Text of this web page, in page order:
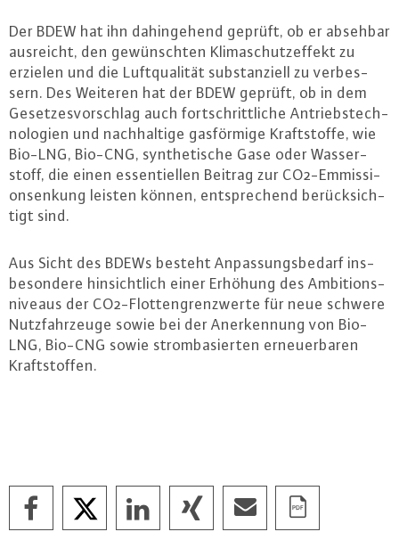
Der BDEW hat ihn da­hin­ge­hend geprüft, ob er absehbar
ausreicht, den ge­wünsch­ten Kli­ma­schutz­ef­fekt zu
erzielen und die Luft­qua­li­tät sub­stan­zi­ell zu ver­bes­
sern. Des Weiteren hat der BDEW geprüft, ob in dem
Ge­set­zes­vor­schlag auch fort­schritt­li­che An­triebs­tech­
no­lo­gi­en und nach­hal­ti­ge gas­för­mi­ge Kraft­stof­fe, wie
Bio-LNG, Bio-CNG, syn­the­ti­sche Gase oder Was­ser­
stoff, die einen es­sen­ti­el­len Beitrag zur CO2-Em­mis­si­
ons­en­kung leisten können, ent­spre­chend be­rück­sich­
tigt sind.
Aus Sicht des BDEWs besteht An­pas­sungs­be­darf ins­
be­son­de­re hin­sicht­lich einer Erhöhung des Am­bi­ti­ons­
ni­veaus der CO2-Flot­ten­grenz­wer­te für neue schwere
Nutz­fahr­zeu­ge sowie bei der An­er­ken­nung von Bio-
LNG, Bio-CNG sowie strom­ba­sier­ten er­neu­er­ba­ren
Kraft­stof­fen.